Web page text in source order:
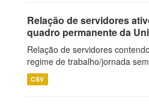
Relação de servidores
quadro permanente da
Relação de servidores
regime de trabalho/jornada
CSV